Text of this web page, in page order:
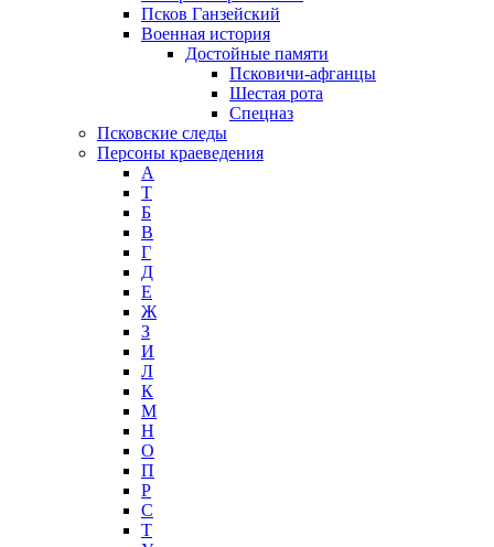
Псков Ганзейский
Военная история
Достойные памяти
Псковичи-афганцы
Шестая рота
Спецназ
Псковские следы
Персоны краеведения
А
T
Б
В
Г
Д
Е
Ж
З
И
Л
К
М
Н
О
П
Р
С
Т